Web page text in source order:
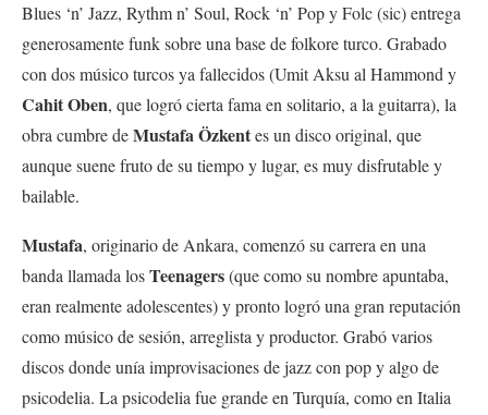
Blues ‘n’ Jazz, Rythm n’ Soul, Rock ‘n’ Pop y Folc (sic) entrega
generosamente funk sobre una base de folkore turco. Grabado
con dos músico turcos ya fallecidos (Umit Aksu al Hammond y
Cahit Oben, que logró cierta fama en solitario, a la guitarra), la
obra cumbre deMustafa Özkentes un disco original, que
aunque suene fruto de su tiempo y lugar, es muy disfrutable y
bailable.
Mustafa, originario de Ankara, comenzó su carrera en una
banda llamada losTeenagers(que como su nombre apuntaba,
eran realmente adolescentes) y pronto logró una gran reputación
como músico de sesión, arreglista y productor. Grabó varios
discos donde unía improvisaciones de jazz con pop y algo de
psicodelia. La psicodelia fue grande en Turquía, como en Italia